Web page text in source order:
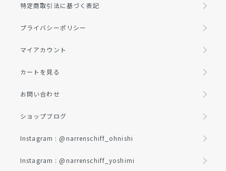
特定商取引法に基づく表記
プライバシーポリシー
マイアカウント
カートを見る
お問い合わせ
ショップブログ
Instagram : @narrenschiff_ohnishi
Instagram : @narrenschiff_yoshimi